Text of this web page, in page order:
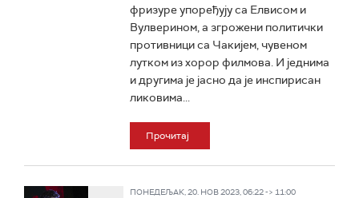
фризуре упоређују са Елвисом и
Вулверином, а згрожени политички
противници са Чакијем, чувеном
лутком из хорор филмова. И једнима
и другима је јасно да је инспирисан
ликовима...
Прочитај
ПОНЕДЕЉАК, 20. НОВ 2023, 06:22 -> 11:00